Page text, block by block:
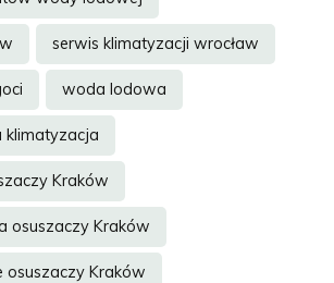
serwis klimatyzacji wrocław
woda lodowa
Kraków
osuszaczy Kraków
osuszaczy Kraków